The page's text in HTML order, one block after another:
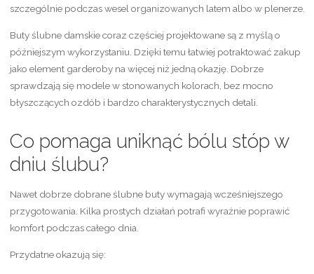
szczególnie podczas wesel organizowanych latem albo w plenerze.
Buty ślubne damskie coraz częściej projektowane są z myślą o
późniejszym wykorzystaniu. Dzięki temu łatwiej potraktować zakup
jako element garderoby na więcej niż jedną okazję. Dobrze
sprawdzają się modele w stonowanych kolorach, bez mocno
błyszczących ozdób i bardzo charakterystycznych detali.
Co pomaga uniknąć bólu stóp w
dniu ślubu?
Nawet dobrze dobrane ślubne buty wymagają wcześniejszego
przygotowania. Kilka prostych działań potrafi wyraźnie poprawić
komfort podczas całego dnia.
Przydatne okazują się: